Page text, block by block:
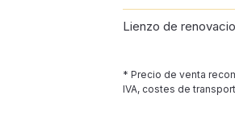
Lienzo de
* Precio de venta
IVA, costes de